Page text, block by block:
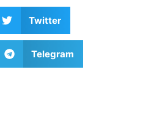
Twitter
Telegram